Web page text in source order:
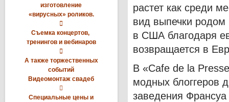
изготовление
«вирусных» роликов.

Съемка концертов,
тренингов и вебинаров

А также торжественных
событий
Видеомонтаж свадеб

Специальные цены и
растет как среди
вид выпечки родом
в США благодаря
возвращается в
В «Cafe de la
модных блоггеров
заведения Франсуа